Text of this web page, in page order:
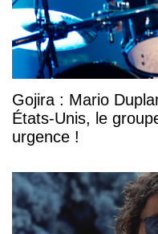
Gojira : Mario
États-Unis, le
urgence !